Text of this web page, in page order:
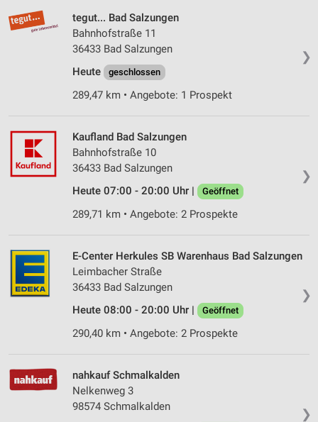
❯
tegut... Bad Salzungen
Bahnhofstraße 11
36433 Bad Salzungen
Heute
geschlossen
289,47 km • Angebote: 1 Prospekt
❯
Kaufland Bad Salzungen
Bahnhofstraße 10
36433 Bad Salzungen
Heute 07:00 - 20:00 Uhr |
Geöffnet
289,71 km • Angebote: 2 Prospekte
❯
E-Center Herkules SB Warenhaus Bad Salzungen
Leimbacher Straße
36433 Bad Salzungen
Heute 08:00 - 20:00 Uhr |
Geöffnet
290,40 km • Angebote: 2 Prospekte
❯
nahkauf Schmalkalden
Nelkenweg 3
98574 Schmalkalden